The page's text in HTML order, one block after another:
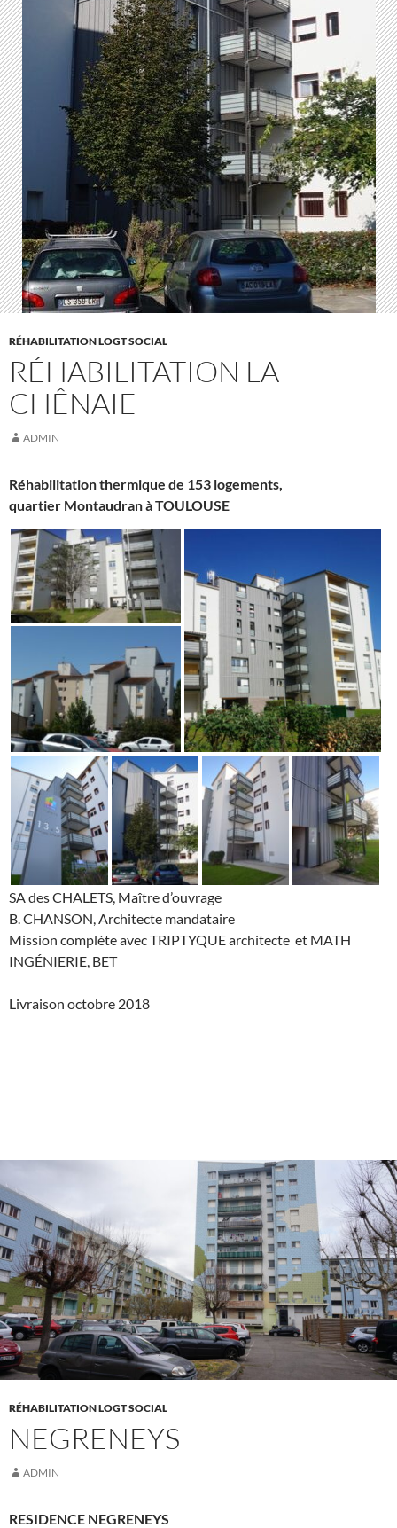
RÉHABILITATION LOGT SOCIAL
RÉHABILITATION LA
CHÊNAIE
ADMIN
Réhabilitation thermique de 153 logements,
quartier Montaudran à TOULOUSE
SA des CHALETS, Maître d’ouvrage
B. CHANSON, Architecte mandataire
Mission complète avec TRIPTYQUE architecte et MATH
INGÉNIERIE, BET
Livraison octobre 2018
RÉHABILITATION LOGT SOCIAL
NEGRENEYS
ADMIN
RESIDENCE NEGRENEYS